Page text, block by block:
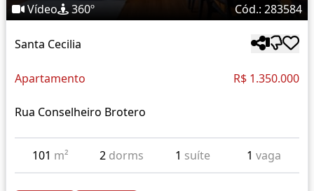
Vídeo 360º Cód.: 283584
Santa Cecilia
Apartamento R$ 1.350.000
Rua Conselheiro Brotero
101 m² 2 dorms 1 suíte 1 vaga